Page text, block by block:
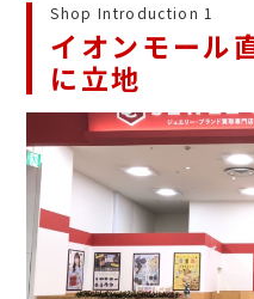
Shop Introduction 1
イオンモール
に立地